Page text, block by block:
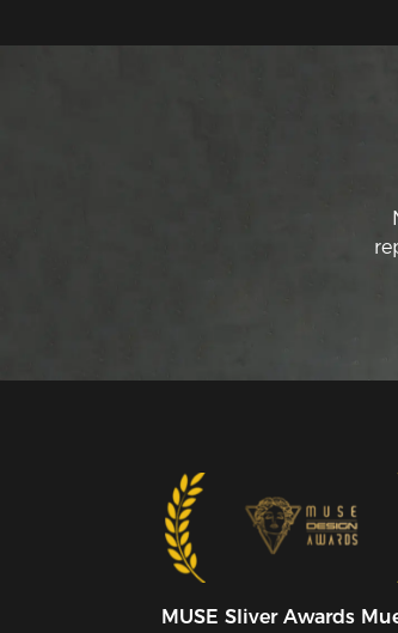
MUSE SIiver Awards